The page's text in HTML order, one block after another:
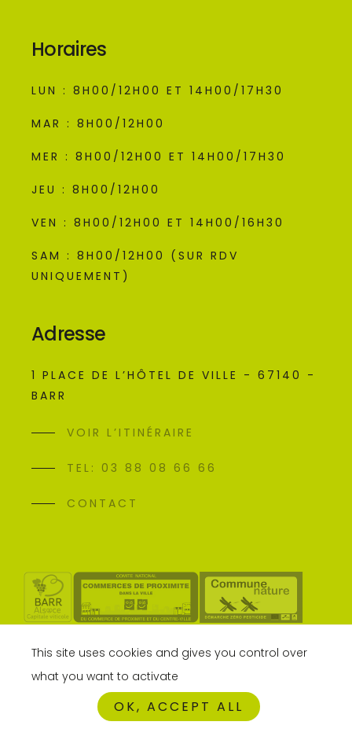
Horaires
LUN : 8H00/12H00 ET 14H00/17H30
MAR : 8H00/12H00
MER : 8H00/12H00 ET 14H00/17H30
JEU : 8H00/12H00
VEN : 8H00/12H00 ET 14H00/16H30
SAM : 8H00/12H00 (SUR RDV
UNIQUEMENT)
Adresse
1 PLACE DE L’HÔTEL DE VILLE - 67140 -
BARR
VOIR L’ITINÉRAIRE
TEL: 03 88 08 66 66
CONTACT
This site uses cookies and gives you control over
what you want to activate
OK, ACCEPT ALL